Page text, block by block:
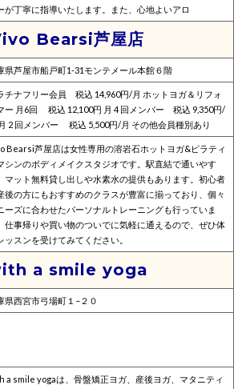
が丁寧に指導いたします。また、心地よいアロ
Bearsi芦屋店
県芦屋市船戸町1-31モンテメール本館６階
チナフリー会員 税込 14,960円/月 ホットヨガ＆リフォ
ー 月6回 税込 12,100円 月 4 回メンバー 税込 9,350円/
2 回メンバー 税込 5,500円/月 その他会員種別あり
Bearsi芦屋店は女性専用の溶岩石ホットヨガ&ピラティ
シンのボディメイクスタジオです。駅直結で通いやす
マット無料貸し出しや水素水の提供もあります。初心者
後の方にもおすすめのクラスが豊富に揃っており、個々
ーズに合わせたパーソナルトレーニングも行っていま
仕事帰りや買い物のついでに気軽に通えるので、ぜひ体
ッスンを受けてみてください。
a smile yoga
県西宮市弓場町１−２０
a smile yogaは、骨盤矯正ヨガ、産後ヨガ、マタニティ